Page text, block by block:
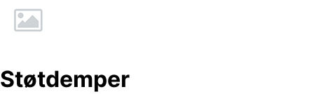
Støtdemper